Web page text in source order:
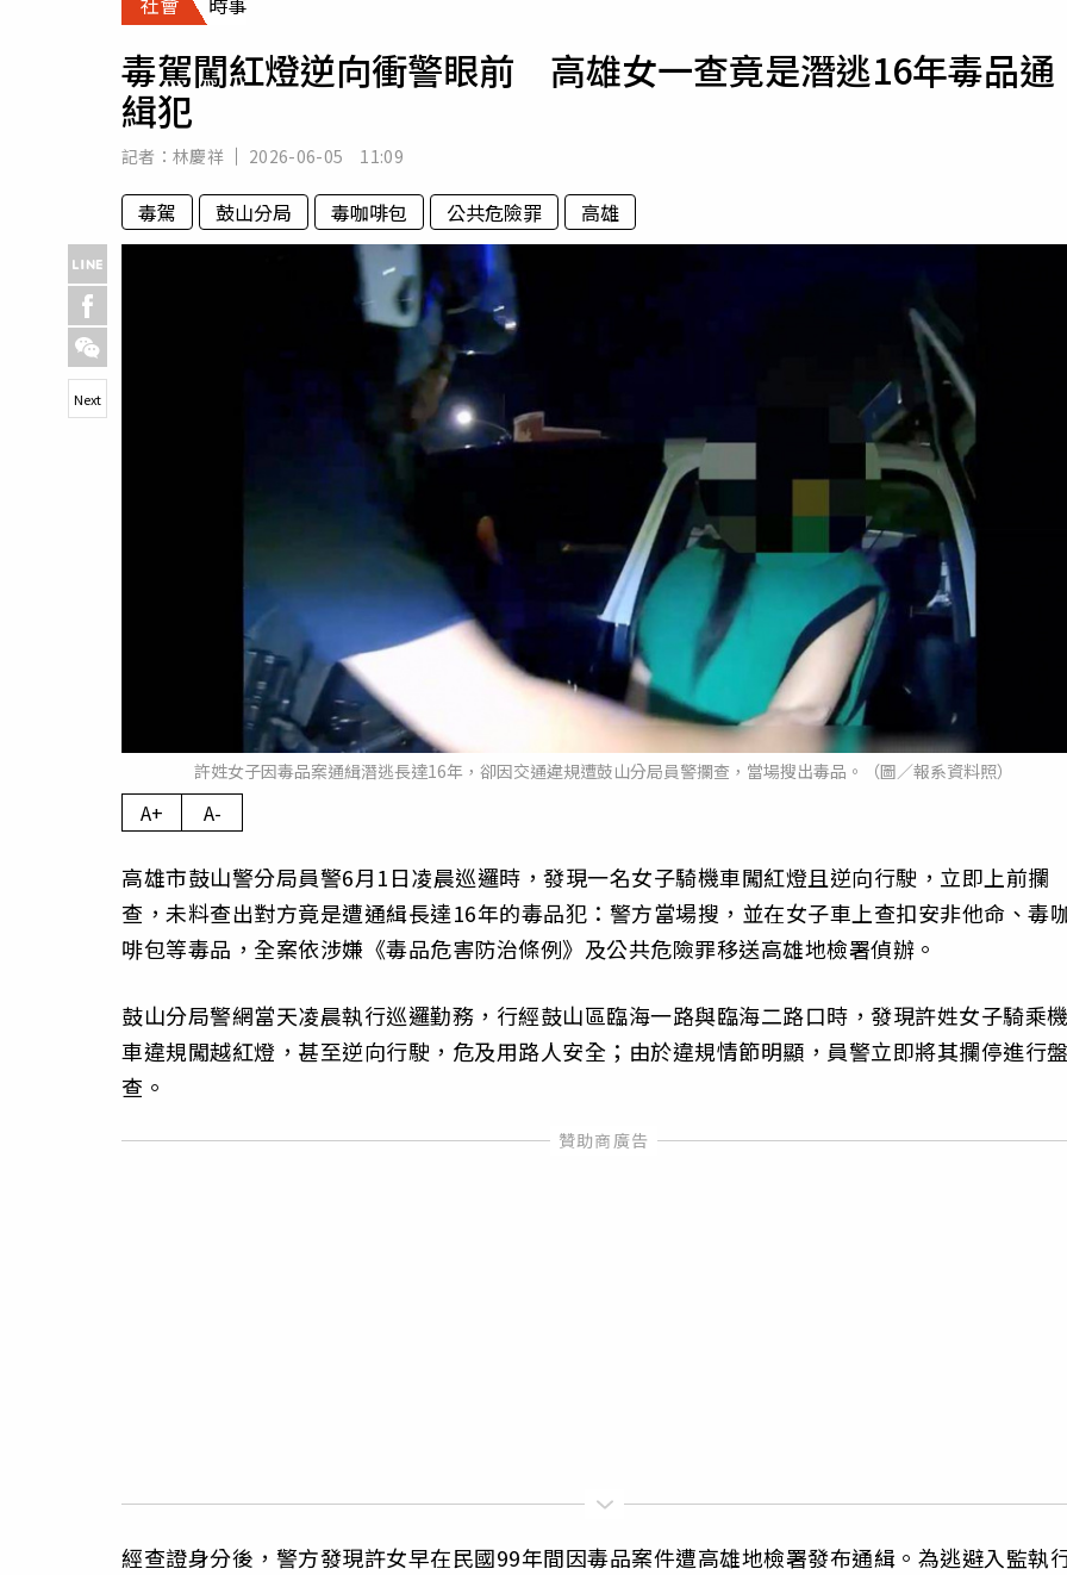
專欄
運勢
毒駕闖紅燈逆向衝警眼前 高雄女一查竟是潛逃16年毒品通
緝犯
記者： 林慶祥 2026-06-05 11:09
毒駕 鼓山分局 毒咖啡包 公共危險罪 高雄
許姓女子因毒品案通緝潛逃長達16年，卻因交通違規遭鼓山分局員警攔查，當場搜出毒品。（圖／報系資料照）
Next
A+ A-
高雄市鼓山警分局員警6月1日凌晨巡邏時，發現一名女子騎機車闖紅燈且逆向行駛，立即上前攔
查，未料查出對方竟是遭通緝長達16年的毒品犯：警方當場搜，並在女子車上查扣安非他命、毒
啡包等毒品，全案依涉嫌《毒品危害防治條例》及公共危險罪移送高雄地檢署偵辦。
鼓山分局警網當天凌晨執行巡邏勤務，行經鼓山區臨海一路與臨海二路口時，發現許姓女子騎乘
車違規闖越紅燈，甚至逆向行駛，危及用路人安全；由於違規情節明顯，員警立即將其攔停進行
查。
經查證身分後，警方發現許女早在民國99年間因毒品案件遭高雄地檢署發布通緝。為逃避入監執